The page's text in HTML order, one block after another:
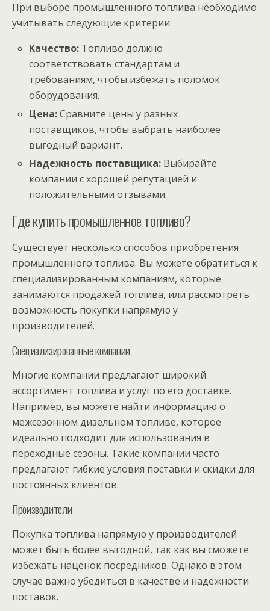
При выборе промышленного топлива необходимо
учитывать следующие критерии:
Качество: Топливо должно
соответствовать стандартам и
требованиям, чтобы избежать поломок
оборудования.
Цена:Сравните цены у разных
поставщиков, чтобы выбрать наиболее
выгодный вариант.
Надежность поставщика: Выбирайте
компании с хорошей репутацией и
положительными отзывами.
Где купить промышленное топливо?
Существует несколько способов приобретения
промышленного топлива. Вы можете обратиться к
специализированным компаниям, которые
занимаются продажей топлива, или рассмотреть
возможность покупки напрямую у
производителей.
Специализированные компании
Многие компании предлагают широкий
ассортимент топлива и услуг по его доставке.
Например, вы можете найти информацию о
межсезонном дизельном топливе, которое
идеально подходит для использования в
переходные сезоны. Такие компании часто
предлагают гибкие условия поставки и скидки для
постоянных клиентов.
Производители
Покупка топлива напрямую у производителей
может быть более выгодной, так как вы сможете
избежать наценок посредников. Однако в этом
случае важно убедиться в качестве и надежности
поставок.